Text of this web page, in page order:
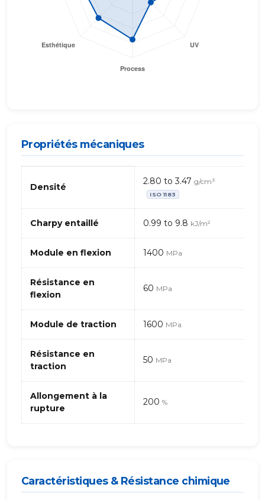
Propriétés mécaniques
mécaniques
PA
(Polyamide)
générique
Densité
2.80 to 3.47 g/cm³
ISO 1183
Charpy entaillé 0.99 to 9.8 kJ/m²
Module en flexion 1400 MPa
Résistance en
flexion
60 MPa
Module de traction 1600 MPa
Résistance en
traction
50 MPa
Allongement à la
rupture
200 %
Caractéristiques & Résistance chimique